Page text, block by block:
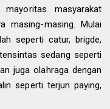
masyarakat
masing-masing. Mulai
seperti catur, brigde,
sedang seperti
juga olahraga dengan
seperti terjun paying,